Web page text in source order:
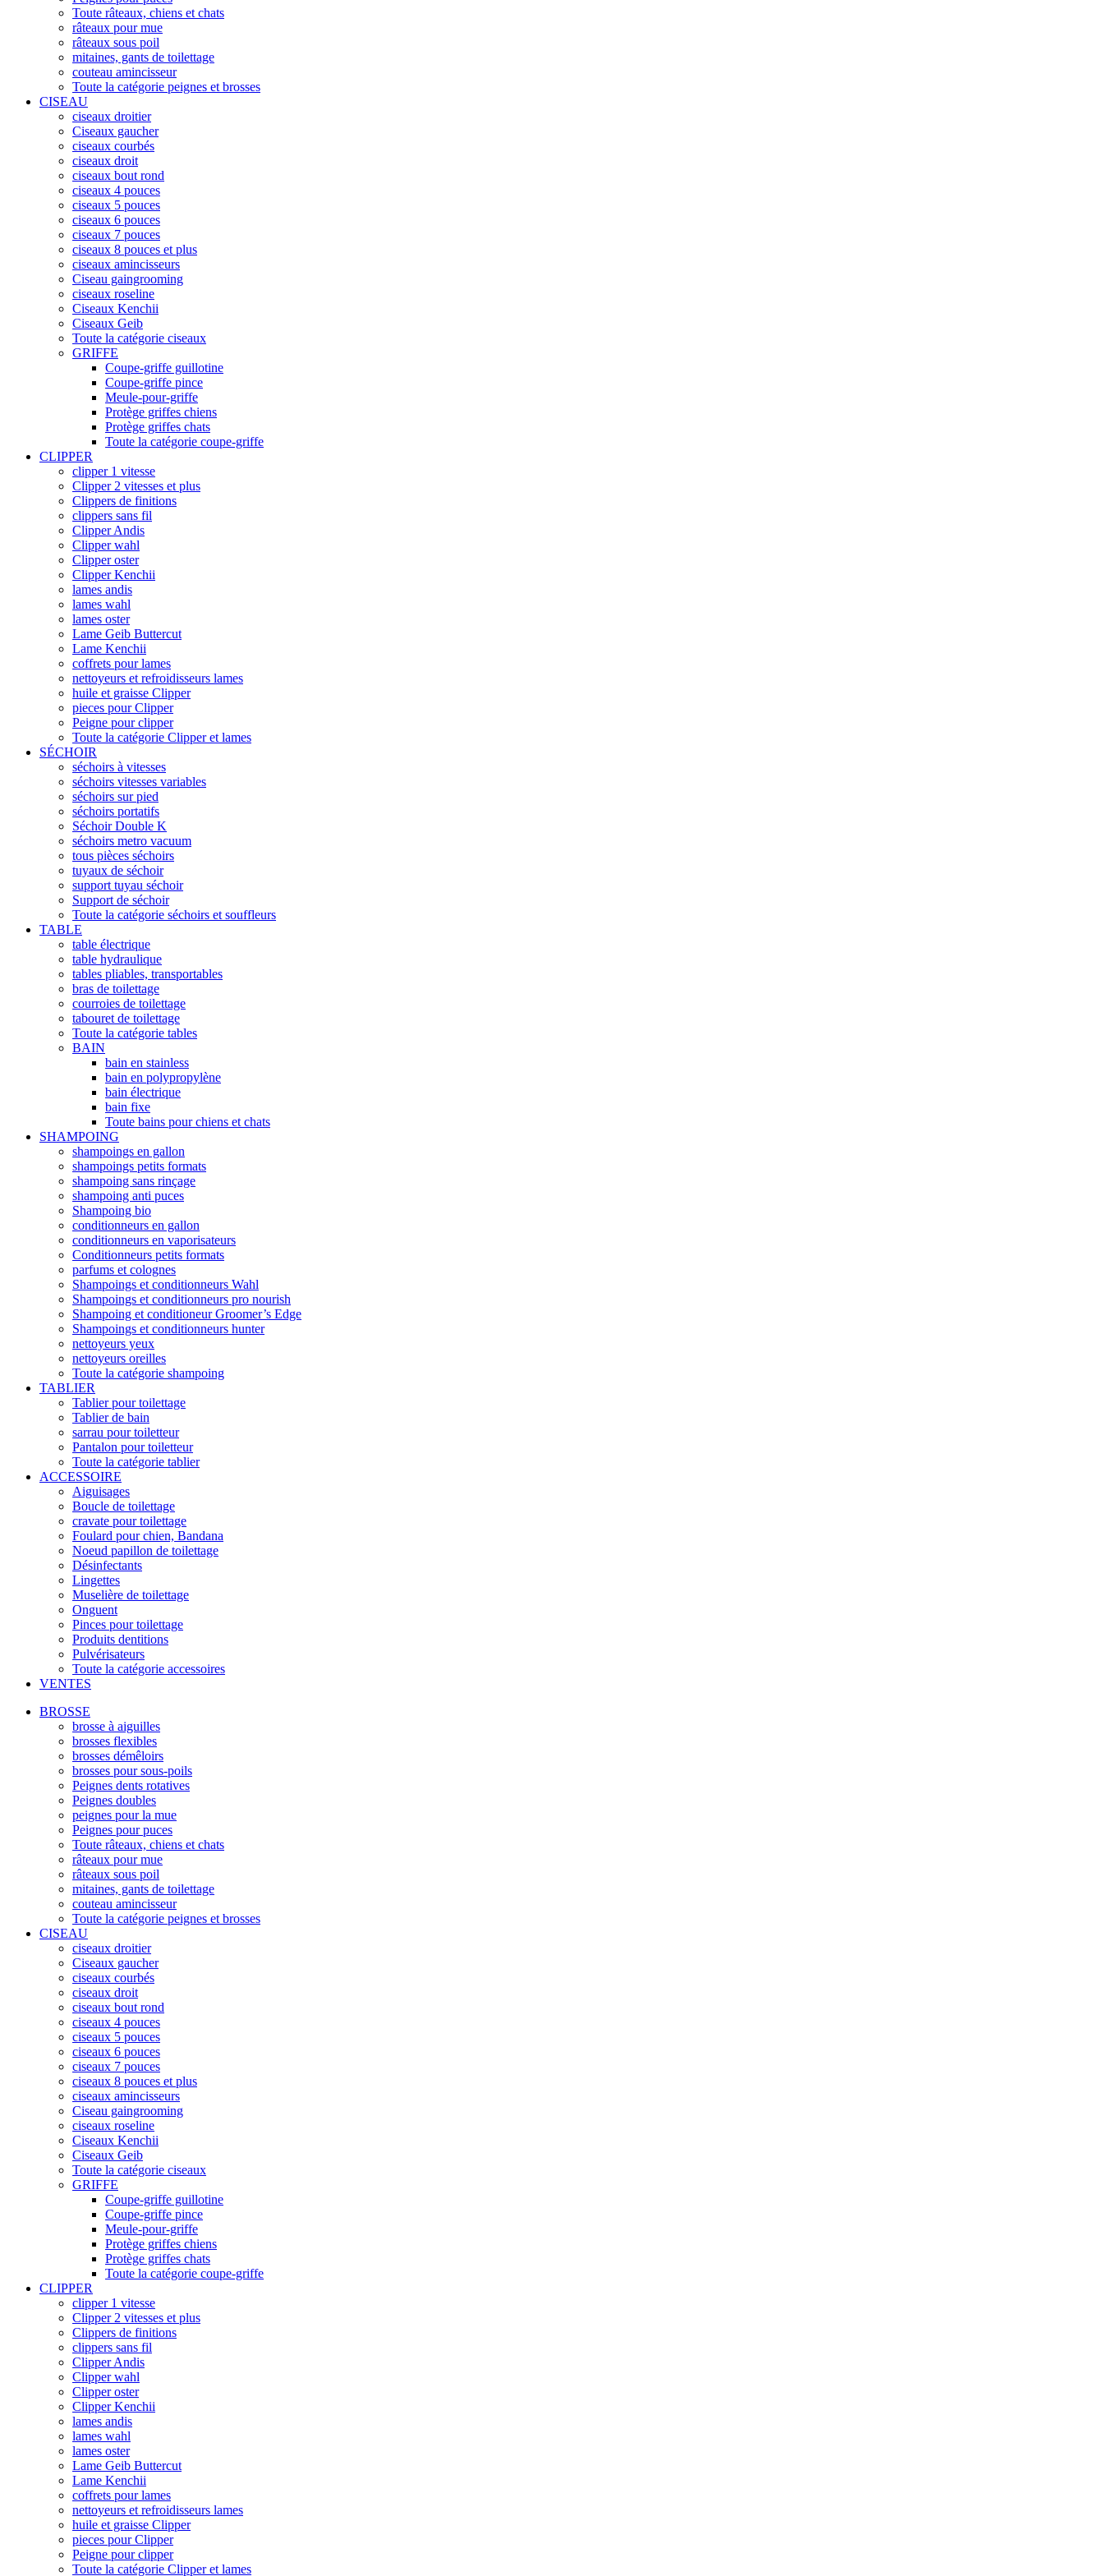
Toute râteaux, chiens et chats
râteaux pour mue
râteaux sous poil
mitaines, gants de toilettage
couteau amincisseur
Toute la catégorie peignes et brosses
CISEAU
ciseaux droitier
Ciseaux gaucher
ciseaux courbés
ciseaux droit
ciseaux bout rond
ciseaux 4 pouces
ciseaux 5 pouces
ciseaux 6 pouces
ciseaux 7 pouces
ciseaux 8 pouces et plus
ciseaux amincisseurs
Ciseau gaingrooming
ciseaux roseline
Ciseaux Kenchii
Ciseaux Geib
Toute la catégorie ciseaux
GRIFFE
Coupe-griffe guillotine
Coupe-griffe pince
Meule-pour-griffe
Protège griffes chiens
Protège griffes chats
Toute la catégorie coupe-griffe
CLIPPER
clipper 1 vitesse
Clipper 2 vitesses et plus
Clippers de finitions
clippers sans fil
Clipper Andis
Clipper wahl
Clipper oster
Clipper Kenchii
lames andis
lames wahl
lames oster
Lame Geib Buttercut
Lame Kenchii
coffrets pour lames
nettoyeurs et refroidisseurs lames
huile et graisse Clipper
pieces pour Clipper
Peigne pour clipper
Toute la catégorie Clipper et lames
SÉCHOIR
séchoirs à vitesses
séchoirs vitesses variables
séchoirs sur pied
séchoirs portatifs
Séchoir Double K
séchoirs metro vacuum
tous pièces séchoirs
tuyaux de séchoir
support tuyau séchoir
Support de séchoir
Toute la catégorie séchoirs et souffleurs
TABLE
table électrique
table hydraulique
tables pliables, transportables
bras de toilettage
courroies de toilettage
tabouret de toilettage
Toute la catégorie tables
BAIN
bain en stainless
bain en polypropylène
bain électrique
bain fixe
Toute bains pour chiens et chats
SHAMPOING
shampoings en gallon
shampoings petits formats
shampoing sans rinçage
shampoing anti puces
Shampoing bio
conditionneurs en gallon
conditionneurs en vaporisateurs
Conditionneurs petits formats
parfums et colognes
Shampoings et conditionneurs Wahl
Shampoings et conditionneurs pro nourish
Shampoing et conditioneur Groomer’s Edge
Shampoings et conditionneurs hunter
nettoyeurs yeux
nettoyeurs oreilles
Toute la catégorie shampoing
TABLIER
Tablier pour toilettage
Tablier de bain
sarrau pour toiletteur
Pantalon pour toiletteur
Toute la catégorie tablier
ACCESSOIRE
Aiguisages
Boucle de toilettage
cravate pour toilettage
Foulard pour chien, Bandana
Noeud papillon de toilettage
Désinfectants
Lingettes
Muselière de toilettage
Onguent
Pinces pour toilettage
Produits dentitions
Pulvérisateurs
Toute la catégorie accessoires
VENTES
BROSSE
brosse à aiguilles
brosses flexibles
brosses démêloirs
brosses pour sous-poils
Peignes dents rotatives
Peignes doubles
peignes pour la mue
Peignes pour puces
Toute râteaux, chiens et chats
râteaux pour mue
râteaux sous poil
mitaines, gants de toilettage
couteau amincisseur
Toute la catégorie peignes et brosses
CISEAU
ciseaux droitier
Ciseaux gaucher
ciseaux courbés
ciseaux droit
ciseaux bout rond
ciseaux 4 pouces
ciseaux 5 pouces
ciseaux 6 pouces
ciseaux 7 pouces
ciseaux 8 pouces et plus
ciseaux amincisseurs
Ciseau gaingrooming
ciseaux roseline
Ciseaux Kenchii
Ciseaux Geib
Toute la catégorie ciseaux
GRIFFE
Coupe-griffe guillotine
Coupe-griffe pince
Meule-pour-griffe
Protège griffes chiens
Protège griffes chats
Toute la catégorie coupe-griffe
CLIPPER
clipper 1 vitesse
Clipper 2 vitesses et plus
Clippers de finitions
clippers sans fil
Clipper Andis
Clipper wahl
Clipper oster
Clipper Kenchii
lames andis
lames wahl
lames oster
Lame Geib Buttercut
Lame Kenchii
coffrets pour lames
nettoyeurs et refroidisseurs lames
huile et graisse Clipper
pieces pour Clipper
Peigne pour clipper
Toute la catégorie Clipper et lames